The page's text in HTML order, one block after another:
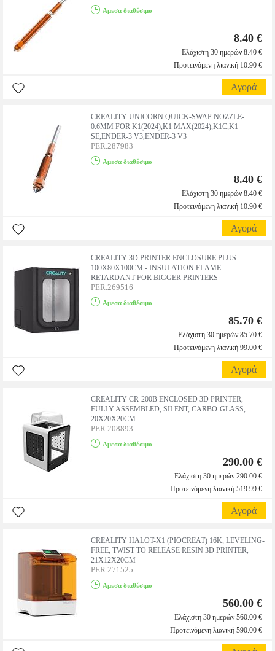
Αμεσα διαθέσιμο
8.40 €
Ελάχιστη 30 ημερών 8.40 €
Προτεινόμενη λιανική 10.90 €
Αγορά
CREALITY UNICORN QUICK-SWAP NOZZLE-
0.6MM FOR K1(2024),K1 MAX(2024),K1C,K1
SE,ENDER-3 V3,ENDER-3 V3
PER.287983
Αμεσα διαθέσιμο
8.40 €
Ελάχιστη 30 ημερών 8.40 €
Προτεινόμενη λιανική 10.90 €
Αγορά
CREALITY 3D PRINTER ENCLOSURE PLUS
100X80X100CM - INSULATION FLAME
RETARDANT FOR BIGGER PRINTERS
PER.269516
Αμεσα διαθέσιμο
85.70 €
Ελάχιστη 30 ημερών 85.70 €
Προτεινόμενη λιανική 99.00 €
Αγορά
CREALITY CR-200B ENCLOSED 3D PRINTER,
FULLY ASSEMBLED, SILENT, CARBO-GLASS,
20X20X20CM
PER.208893
Αμεσα διαθέσιμο
290.00 €
Ελάχιστη 30 ημερών 290.00 €
Προτεινόμενη λιανική 519.99 €
Αγορά
CREALITY HALOT-X1 (PIOCREAT) 16K, LEVELING-
FREE, TWIST TO RELEASE RESIN 3D PRINTER,
21X12X20CM
PER.271525
Αμεσα διαθέσιμο
560.00 €
Ελάχιστη 30 ημερών 560.00 €
Προτεινόμενη λιανική 590.00 €